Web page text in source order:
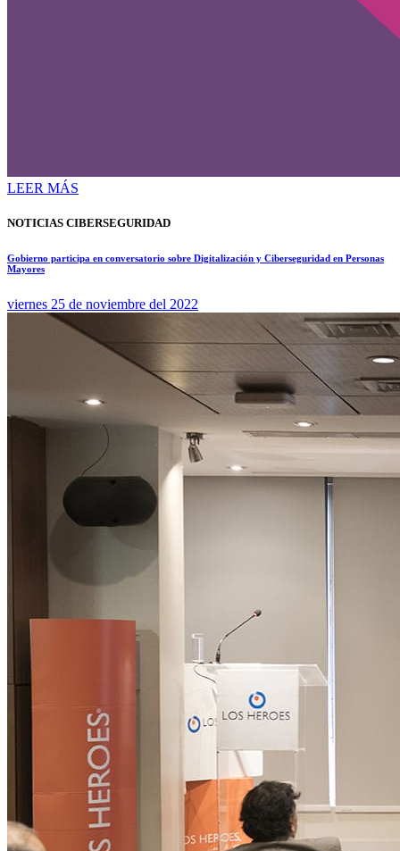
LEER MÁS
NOTICIAS CIBERSEGURIDAD
Gobierno participa en conversatorio sobre Digitalización y Ciberseguridad en Personas
Mayores
viernes 25 de noviembre del 2022